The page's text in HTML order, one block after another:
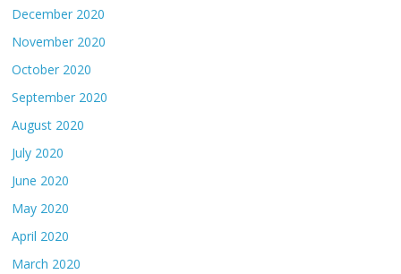
December 2020
November 2020
October 2020
September 2020
August 2020
July 2020
June 2020
May 2020
April 2020
March 2020